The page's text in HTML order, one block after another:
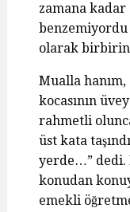
zamana
benzemiyordu
olarak
Mualla hanım,
kocasının
rahmetli
üst kata
yerde…” dedi.
konudan
emekli